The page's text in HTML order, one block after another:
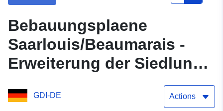
Bebauungsplaene
Saarlouis/Beaumarais -
Erweiterung der Siedlung
Beaumarais 1.Aenderung
Nr.02_1
GDI-DE Actions